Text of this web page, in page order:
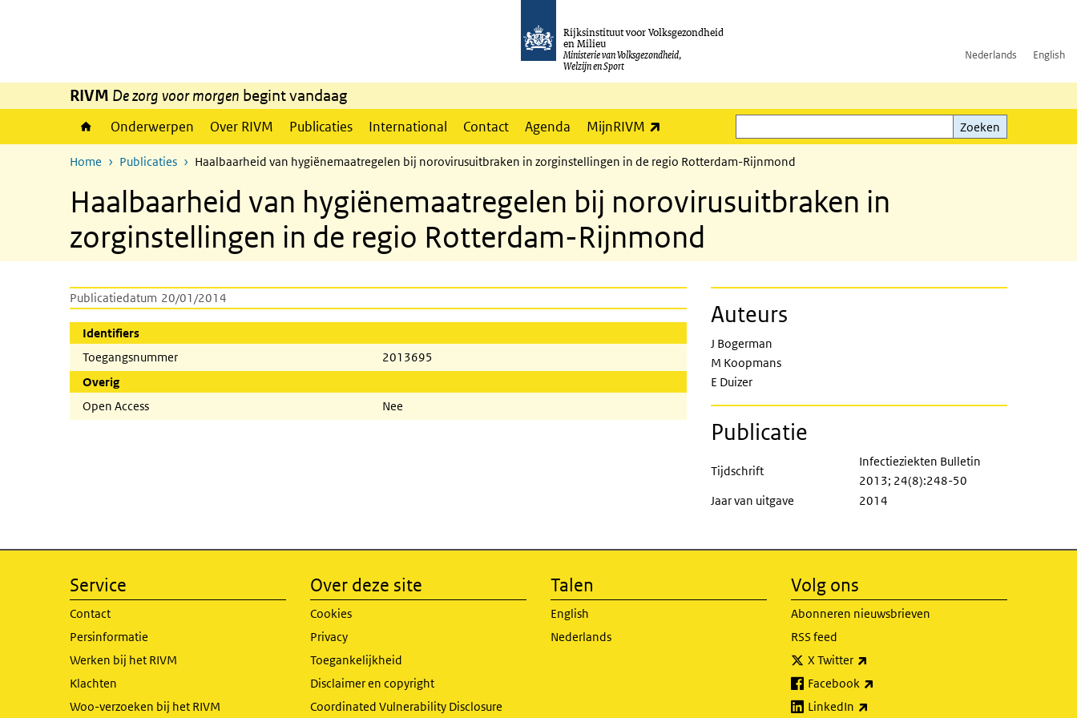
Rijksinstituut voor Volksgezondheid
en Milieu
Ministerie van Volksgezondheid,
Welzijn en Sport
Nederlands English
RIVM De zorg voor morgen begint vandaag
Onderwerpen Over RIVM Publicaties International Contact Agenda MijnRIVM
Zoeken
Zoeken
Home Publicaties Haalbaarheid van hygiënemaatregelen bij norovirusuitbraken in zorginstellingen in de regio Rotterdam-Rijnmond
Haalbaarheid van hygiënemaatregelen bij norovirusuitbraken in
zorginstellingen in de regio Rotterdam-Rijnmond
Publicatiedatum 20/01/2014
Identifiers
Toegangsnummer
2013695
Overig
Open Access
Nee
Auteurs
J Bogerman
M Koopmans
E Duizer
Publicatie
Tijdschrift
Infectieziekten Bulletin
2013; 24(8):248-50
Jaar van uitgave
2014
Service
Contact
Persinformatie
Werken bij het RIVM
Klachten
Woo-verzoeken bij het RIVM
Over deze site
Cookies
Privacy
Toegankelijkheid
Disclaimer en copyright
Coordinated Vulnerability Disclosure
Talen
English
Nederlands
Volg ons
Abonneren nieuwsbrieven
RSS feed
X Twitter
Facebook
LinkedIn